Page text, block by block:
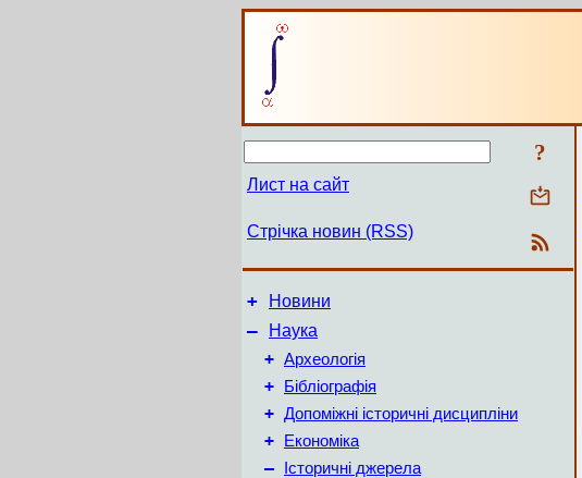
?
Лист на сайт
Стрічка новин (RSS)
+ Новини
–
Наука
+ Археологія
+ Бібліографія
+ Допоміжні історичні дисципліни
+ Економіка
– Історичні джерела